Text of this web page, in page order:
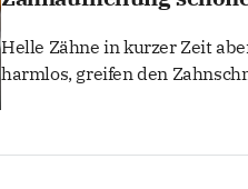
Helle Zähne in kurzer Zeit
harmlos, greifen den